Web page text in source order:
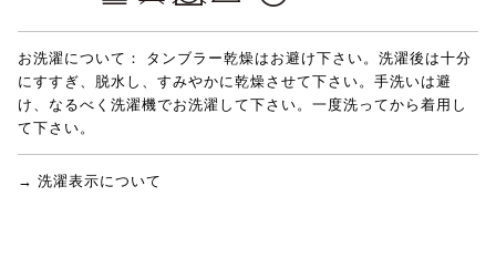
お洗濯について：
タンブラー乾燥はお避け下さい。洗濯後は十分
にすすぎ、脱水し、すみやかに乾燥させて下さい。手洗いは避
け、なるべく洗濯機でお洗濯して下さい。一度洗ってから着用し
て下さい。
→ 洗濯表示について